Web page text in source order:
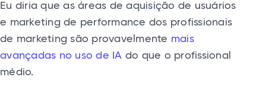
Eu diria que as áreas de aquisição de usuários
e marketing de performance dos profissionais
de marketing são provavelmente mais
avançadas no uso de IA do que o profissional
médio.